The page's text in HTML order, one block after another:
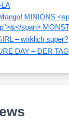
LA
MINIONS
span>
– wirklich super?
DAY – DER